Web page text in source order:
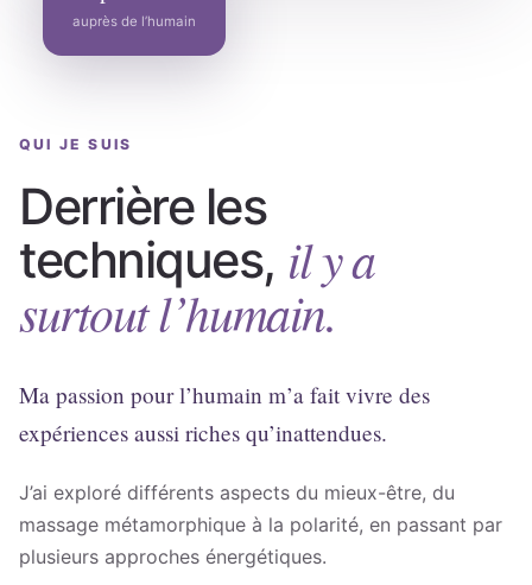
auprès de l’humain
QUI JE SUIS
Derrière les
techniques, il y a
surtout l’humain.
Ma passion pour l’humain m’a fait vivre des
expériences aussi riches qu’inattendues.
J’ai exploré différents aspects du mieux-être, du
massage métamorphique à la polarité, en passant par
plusieurs approches énergétiques.